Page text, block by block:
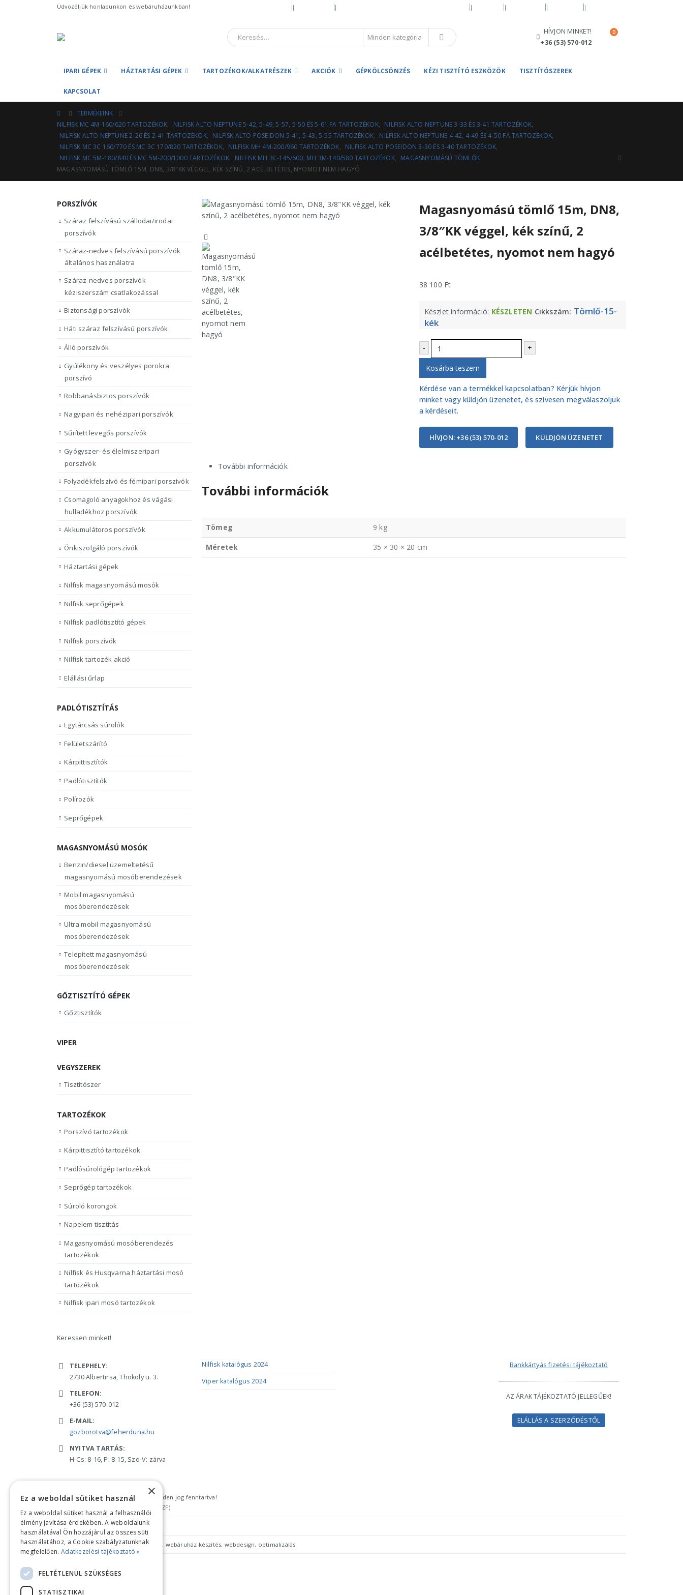
Üdvözöljük honlapunkon és webáruházunkban!
HÍVJON MINKET!
+36 (53) 570-012
0
IPARI GÉPEK HÁZTARTÁSI GÉPEK TARTOZÉKOK/ALKATRÉSZEK AKCIÓK GÉPKÖLCSÖNZÉS KÉZI TISZTÍTÓ ESZKÖZÖK TISZTÍTÓSZEREK
KAPCSOLAT
TERMÉKEINK
NILFISK MC 4M-160/620 TARTOZÉKOK, NILFISK ALTO NEPTUNE 5-42, 5-49, 5-57, 5-50 ÉS 5-61 FA TARTOZÉKOK, NILFISK ALTO NEPTUNE 3-33 ÉS 3-41 TARTOZÉKOK,
NILFISK ALTO NEPTUNE 2-26 ÉS 2-41 TARTOZÉKOK, NILFISK ALTO POSEIDON 5-41, 5-43, 5-55 TARTOZÉKOK, NILFISK ALTO NEPTUNE 4-42, 4-49 ÉS 4-50 FA TARTOZÉKOK,
NILFISK MC 3C 160/770 ÉS MC 3C 170/820 TARTOZÉKOK, NILFISK MH 4M-200/960 TARTOZÉKOK, NILFISK ALTO POSEIDON 3-30 ÉS 3-40 TARTOZÉKOK,
NILFISK MC 5M-180/840 ÉS MC 5M-200/1000 TARTOZÉKOK, NILFISK MH 3C-145/600, MH 3M-140/580 TARTOZÉKOK, MAGASNYOMÁSÚ TÖMLŐK
MAGASNYOMÁSÚ TÖMLŐ 15M, DN8, 3/8″KK VÉGGEL, KÉK SZÍNŰ, 2 ACÉLBETÉTES, NYOMOT NEM HAGYÓ
Magasnyomású tömlő 15m, DN8,
3/8″KK véggel, kék színű, 2
acélbetétes, nyomot nem hagyó
38 100 Ft
Készlet információ: KÉSZLETEN Cikkszám: Tömlő-15-
kék
- +
Kosárba teszem
Kérdése van a termékkel kapcsolatban? Kérjük hívjon
minket vagy küldjön üzenetet, és szívesen megválaszoljuk
a kérdéseit.
HÍVJON: +36 (53) 570-012 KÜLDJÖN ÜZENETET
További információk
További információk
Tömeg 9 kg
Méretek 35 × 30 × 20 cm
PORSZÍVÓK
Száraz felszívású szállodai/irodai
porszívók
Száraz-nedves felszívású porszívók
általános használatra
Száraz-nedves porszívók
kéziszerszám csatlakozással
Biztonsági porszívók
Háti száraz felszívású porszívók
Álló porszívók
Gyúlékony és veszélyes porokra
porszívó
Robbanásbiztos porszívók
Nagyipari és nehézipari porszívók
Sűrített levegős porszívók
Gyógyszer- és élelmiszeripari
porszívók
Folyadékfelszívó és fémipari porszívók
Csomagoló anyagokhoz és vágási
hulladékhoz porszívók
Akkumulátoros porszívók
Önkiszolgáló porszívók
Háztartási gépek
Nilfisk magasnyomású mosók
Nilfisk seprőgépek
Nilfisk padlótisztító gépek
Nilfisk porszívók
Nilfisk tartozék akció
Elállási űrlap
PADLÓTISZTÍTÁS
Egytárcsás súrolók
Felületszárító
Kárpittisztítók
Padlótisztítók
Polírozók
Seprőgépek
MAGASNYOMÁSÚ MOSÓK
Benzin/diesel üzemeltetésű
magasnyomású mosóberendezések
Mobil magasnyomású
mosóberendezések
Ultra mobil magasnyomású
mosóberendezések
Telepített magasnyomású
mosóberendezések
GŐZTISZTÍTÓ GÉPEK
Gőztisztítók
VIPER
VEGYSZEREK
Tisztítószer
TARTOZÉKOK
Porszívó tartozékok
Kárpittisztító tartozékok
Padlósúrológép tartozékok
Seprőgép tartozékok
Súroló korongok
Napelem tisztítás
Magasnyomású mosóberendezés
tartozékok
Nilfisk és Husqvarna háztartási mosó
tartozékok
Nilfisk ipari mosó tartozékok
Keressen minket!
TELEPHELY:
2730 Albertirsa, Thököly u. 3.
TELEFON:
+36 (53) 570-012
E-MAIL:
gozborotva@feherduna.hu
NYITVA TARTÁS:
H-Cs: 8-16, P: 8-15, Szo-V: zárva
Nilfisk katalógus 2024
Viper katalógus 2024
Bankkártyás fizetési tájékoztató
AZ ÁRAK TÁJÉKOZTATÓ JELLEGŰEK!
ELÁLLÁS A SZERZŐDÉSTŐL
Copyright © 2018 feherduna.hu - Minden jog fenntartva!
Általános szerződési feltételek (ÁSZF)
Adatkezelési tájékoztató
×
Ez a weboldal sütiket használ
Ez a weboldal sütiket használ a felhasználói
élmény javítása érdekében. A weboldalunk
használatával Ön hozzájárul az összes süti
használatához, a Cookie szabályzatunknak
megfelelően. Adatkezelési tájékoztató »
FELTÉTLENÜL SZÜKSÉGES
STATISZTIKAI